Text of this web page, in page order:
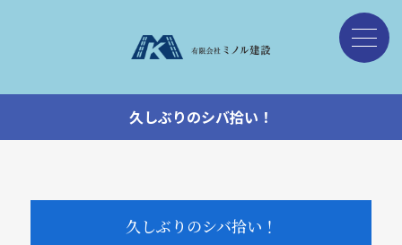
久しぶりのシバ拾い！
久しぶりのシバ拾い！